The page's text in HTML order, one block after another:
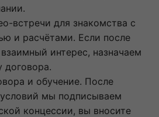
встречи для знакомства с
и расчётами. Если после
интерес, назначаем
договора.
и обучение. После
условий мы подписываем
концессии, вы вносите